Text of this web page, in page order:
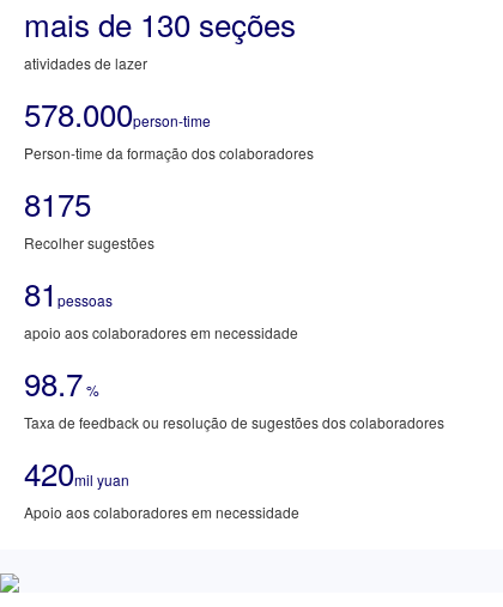
mais de 130 seções
atividades de lazer
578.000person-time
Person-time da formação dos colaboradores
8175
Recolher sugestões
81 pessoas
apoio aos colaboradores em necessidade
98.7%
Taxa de feedback ou resolução de sugestões dos colaboradores
420mil yuan
Apoio aos colaboradores em necessidade